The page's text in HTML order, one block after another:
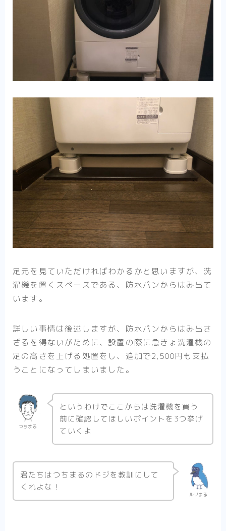
足元を見ていただければわかるかと思いますが、洗
濯機を置くスペースである、防水パンからはみ出て
います。
詳しい事情は後述しますが、防水パンからはみ出さ
ざるを得ないがために、設置の際に急きょ洗濯機の
足の高さを上げる処置をし、追加で2,500円も支払
うことになってしまいました。
つちまる
というわけでここからは洗濯機を買う
前に確認してほしいポイントを3つ挙げ
ていくよ
ルリまる
君たちはつちまるのドジを教訓にして
くれよな！